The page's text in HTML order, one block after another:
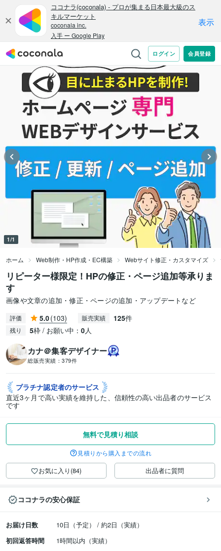
1/1
ホーム Web制作・HP作成・EC構築 Webサイト修正・カスタマイズ
リピーター様限定！HPの修正・ページ追加等承りま
す
画像や文章の追加・修正・ページの追加・アップデートなど
評価 5.0(103) 販売実績 125件
残り 5枠 / お願い中： 0人
カナ＠集客デザイナー
総販売実績： 379件
プラチナ認定者のサービス
直近3ヶ月で高い実績を維持した、信頼性の高い出品者のサービス
です
無料で見積り相談
見積りから購入までの流れ
お気に入り(84) 出品者に質問
ココナラの安心保証
お届け日数
10日（予定） / 約2日（実績）
初回返答時間
1時間以内（実績）